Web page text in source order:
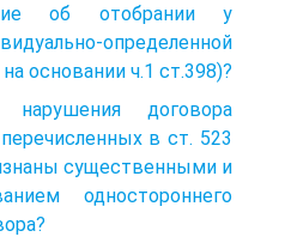
об отобрании у
определенной
основании ч.1 ст.398)?
договора
в ст. 523
существенными и
одностороннего